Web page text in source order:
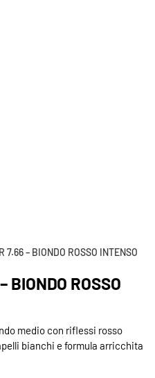
7.66 – BIONDO ROSSO INTENSO
BIONDO ROSSO
medio con riflessi rosso
bianchi e formula arricchita